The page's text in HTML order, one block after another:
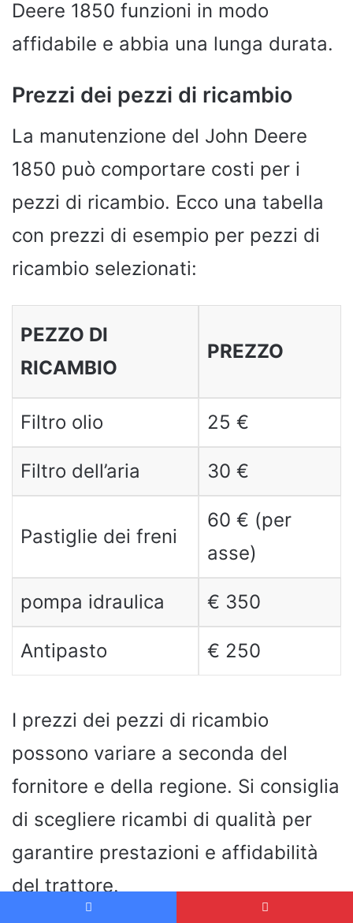
Deere 1850 funzioni in modo
affidabile e abbia una lunga durata.
Prezzi dei pezzi di ricambio
La manutenzione del John Deere
1850 può comportare costi per i
pezzi di ricambio. Ecco una tabella
con prezzi di esempio per pezzi di
ricambio selezionati:
PEZZO DI
RICAMBIO
PREZZO
Filtro olio 25 €
Filtro dell’aria 30 €
Pastiglie dei freni
60 € (per
asse)
pompa idraulica € 350
Antipasto € 250
I prezzi dei pezzi di ricambio
possono variare a seconda del
fornitore e della regione. Si consiglia
di scegliere ricambi di qualità per
garantire prestazioni e affidabilità
del trattore.